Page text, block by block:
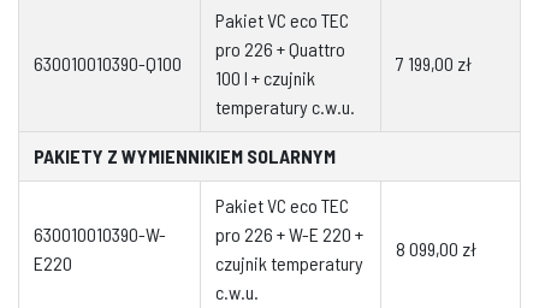
630010010390-Q100
Pakiet VC eco TEC
pro 226 + Quattro
100 l + czujnik
temperatury c.w.u.
7 199,00 zł
PAKIETY Z WYMIENNIKIEM SOLARNYM
630010010390-W-
E220
Pakiet VC eco TEC
pro 226 + W-E 220 +
czujnik temperatury
c.w.u.
8 099,00 zł